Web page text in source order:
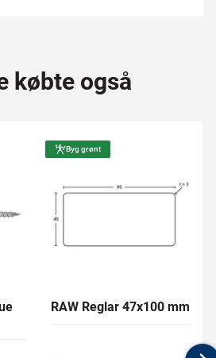
købte også
Byg grønt
RAW Reglar 47x100 mm